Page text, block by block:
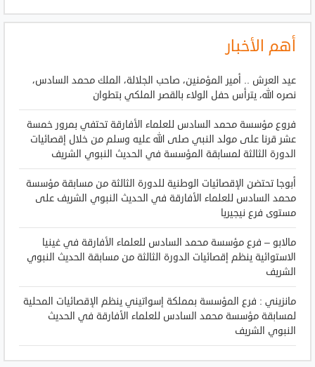
أهم الأخبار
عيد العرش .. أمير المؤمنين، صاحب الجلالة، الملك محمد السادس،
نصره الله، يترأس حفل الولاء بالقصر الملكي بتطوان
فروع مؤسسة محمد السادس للعلماء الأفارقة تحتفي بمرور خمسة
عشر قرنا على مولد النبي صلى الله عليه وسلم من خلال إقصائيات
الدورة الثالثة لمسابقة المؤسسة في الحديث النبوي الشريف
أبوجا تحتضن الإقصائيات الوطنية للدورة الثالثة من مسابقة مؤسسة
محمد السادس للعلماء الأفارقة في الحديث النبوي الشريف على
مستوى فرع نيجيريا
مالابو – فرع مؤسسة محمد السادس للعلماء الأفارقة في غينيا
الاستوائية ينظم إقصائيات الدورة الثالثة من مسابقة الحديث النبوي
الشريف
مانزيني : فرع المؤسسة بمملكة إسواتيني ينظم الإقصائيات المحلية
لمسابقة مؤسسة محمد السادس للعلماء الأفارقة في الحديث
النبوي الشريف